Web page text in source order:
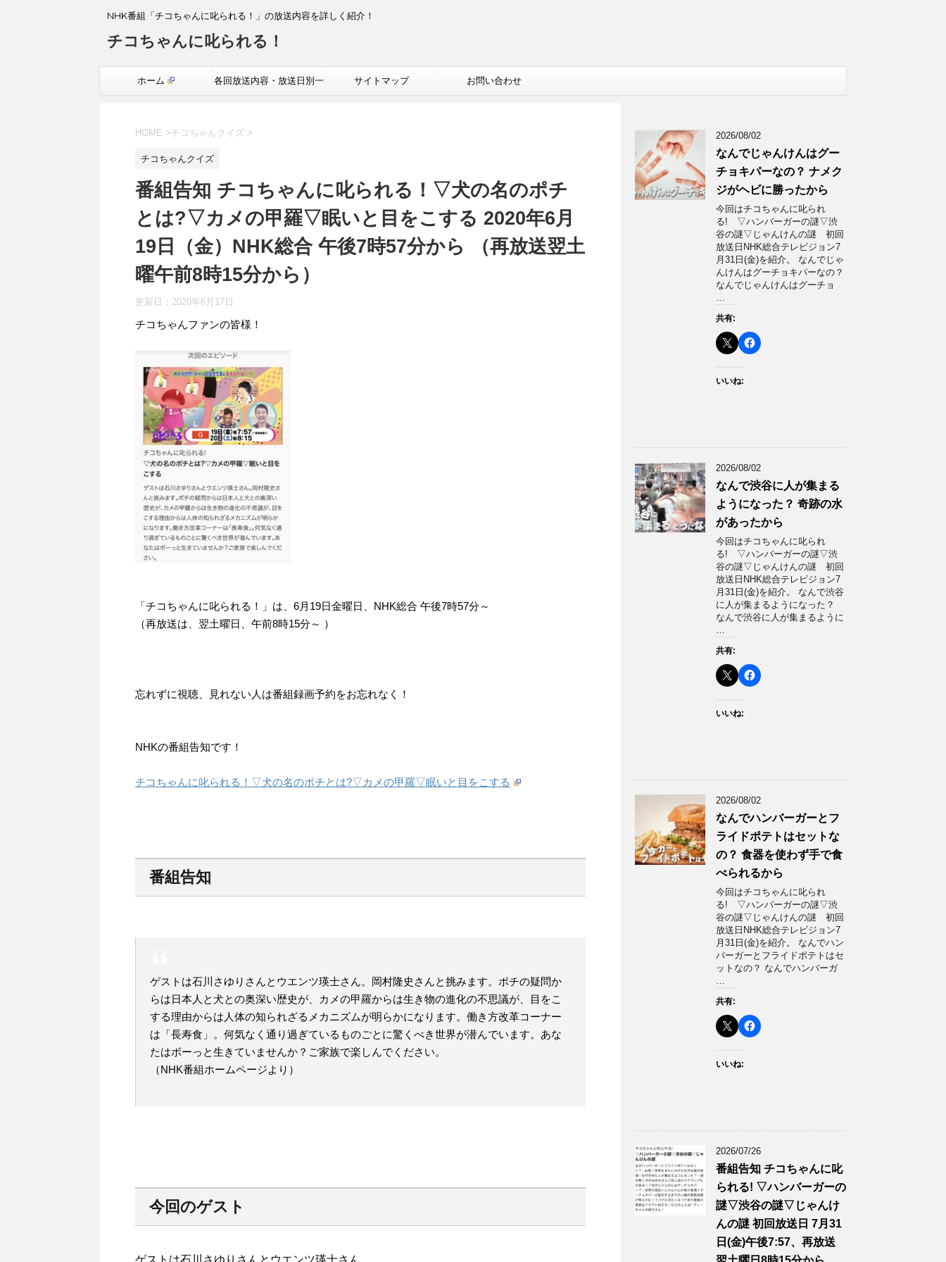
NHK番組「チコちゃんに叱られる！」の放送内容を詳しく紹介！
チコちゃんに叱られる！
ホーム 各回放送内容・放送日別一 サイトマップ お問い合わせ
HOME >チコちゃんクイズ >
チコちゃんクイズ
番組告知 チコちゃんに叱られる！▽犬の名のポチ
とは?▽カメの甲羅▽眠いと目をこする 2020年6月
19日（金）NHK総合 午後7時57分から （再放送翌土
曜午前8時15分から）
更新日： 2020年6月17日
チコちゃんファンの皆様！
「チコちゃんに叱られる！」​は、6月19日金曜日、NHK総合 午後7時57分～
（再放送は、翌土曜日、午前8時15分～ ）
忘れずに視聴、見れない人は番組録画予約をお忘れなく！
NHKの番組告知です！
チコちゃんに叱られる！▽犬の名のポチとは?▽カメの甲羅▽眠いと目をこする
番組告知
ゲストは石川さゆりさんとウエンツ瑛士さん。岡村隆史さんと挑みます。ポチの疑問か
らは日本人と犬との奥深い歴史が、カメの甲羅からは生き物の進化の不思議が、目をこ
する理由からは人体の知られざるメカニズムが明らかになります。働き方改革コーナー
は「長寿食」。何気なく通り過ぎているものごとに驚くべき世界が潜んでいます。あな
たはボーっと生きていませんか？ご家族で楽しんでください。
（NHK番組ホームページより）
今回のゲスト
ゲストは石川さゆりさんとウエンツ瑛士さん。
2026/08/02
なんでじゃんけんはグー
チョキパーなの？ ナメク
ジがヘビに勝ったから
今回はチコちゃんに叱られ
る! ▽ハンバーガーの謎▽渋
谷の謎▽じゃんけんの謎 初回
放送日NHK総合テレビジョン7
月31日(金)を紹介。 なんでじゃ
んけんはグーチョキパーなの？
なんでじゃんけんはグーチョ
…
共有:
いいね:
2026/08/02
なんで渋谷に人が集まる
ようになった？ 奇跡の水
があったから
今回はチコちゃんに叱られ
る! ▽ハンバーガーの謎▽渋
谷の謎▽じゃんけんの謎 初回
放送日NHK総合テレビジョン7
月31日(金)を紹介。 なんで渋谷
に人が集まるようになった？
なんで渋谷に人が集まるように
…
共有:
いいね:
2026/08/02
なんでハンバーガーとフ
ライドポテトはセットな
の？ 食器を使わず手で食
べられるから
今回はチコちゃんに叱られ
る! ▽ハンバーガーの謎▽渋
谷の謎▽じゃんけんの謎 初回
放送日NHK総合テレビジョン7
月31日(金)を紹介。 なんでハン
バーガーとフライドポテトはセ
ットなの？ なんでハンバーガ
…
共有:
いいね:
2026/07/26
番組告知 チコちゃんに叱
られる! ▽ハンバーガーの
謎▽渋谷の謎▽じゃんけ
んの謎 初回放送日 7月31
日(金)午後7:57、再放送